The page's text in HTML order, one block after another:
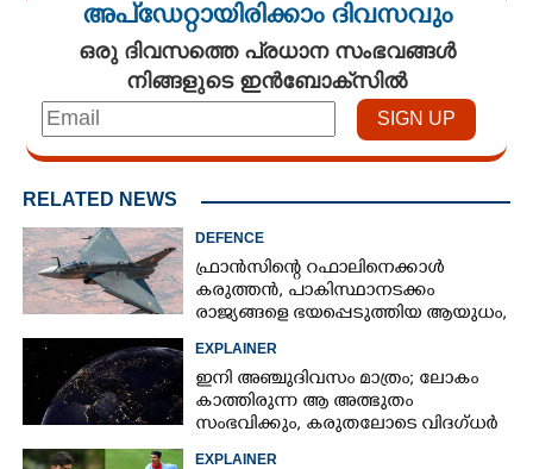
അപ്ഡേറ്റായിരിക്കാം ദിവസവും
ഒരു ദിവസത്തെ പ്രധാന സംഭവങ്ങൾ
നിങ്ങളുടെ ഇൻബോക്സിൽ
RELATED NEWS
DEFENCE
ഫ്രാൻസിന്റെ റഫാലിനെക്കാൾ
കരുത്തൻ,​ പാകിസ്ഥാനടക്കം
രാജ്യങ്ങളെ ഭയപ്പെടുത്തിയ ആയുധം,​
EXPLAINER
ഇനി അഞ്ചുദിവസം മാത്രം; ലോകം
കാത്തിരുന്ന ആ അത്ഭുതം
സംഭവിക്കും, കരുതലോടെ വിദഗ്ധർ
EXPLAINER